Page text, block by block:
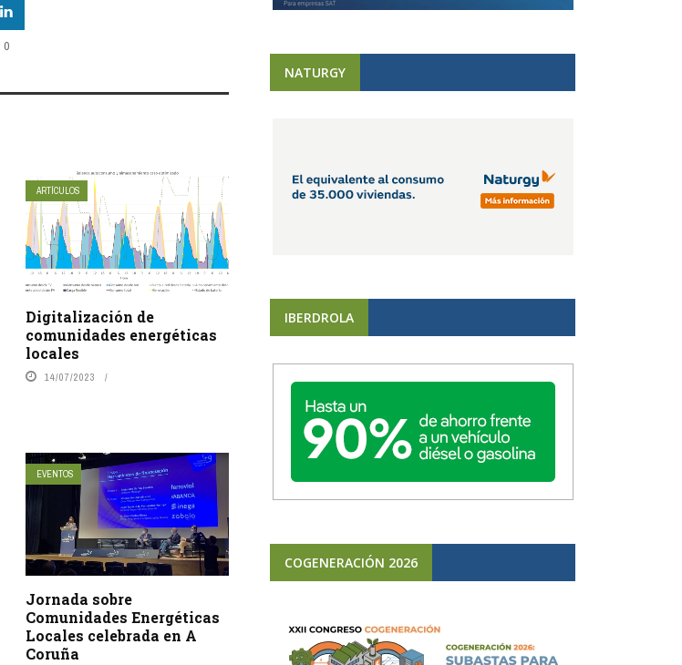
0
ARTÍCULOS
Digitalización de
comunidades energéticas
locales
14/07/2023
EVENTOS
Jornada sobre
Comunidades Energéticas
Locales celebrada en A
Coruña
NATURGY
IBERDROLA
COGENERACIÓN 2026